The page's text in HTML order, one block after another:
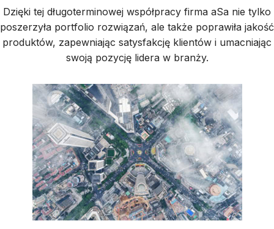
Dzięki tej długoterminowej współpracy firma aSa nie tylko
poszerzyła portfolio rozwiązań, ale także poprawiła jakość
produktów, zapewniając satysfakcję klientów i umacniając
swoją pozycję lidera w branży.